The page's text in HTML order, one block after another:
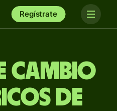
Regístrate
Cambio
de